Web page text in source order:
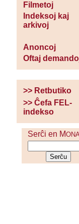
Filmetoj
Indeksoj kaj
arkivoj
Anoncoj
Oftaj
>> Retbutiko
>> Ĉefa FEL-
indekso
Serĉi en M